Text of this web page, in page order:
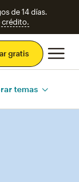
de 14 días.
crédito.
gratis
temas